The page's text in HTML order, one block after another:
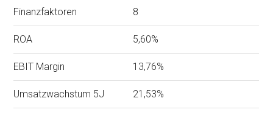
Finanzfaktoren 8
ROA 5,60%
EBIT Margin 13,76%
Umsatzwachstum 5J 21,53%